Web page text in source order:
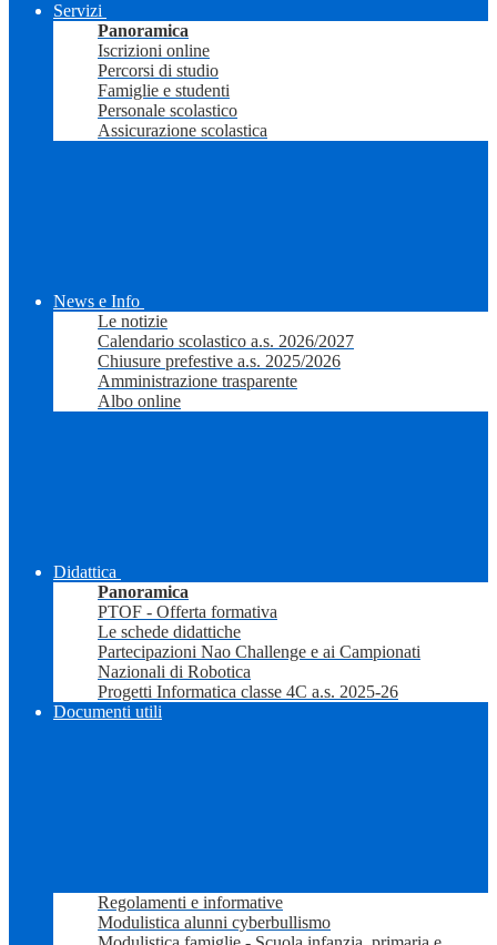
Servizi
Panoramica
Iscrizioni online
Percorsi di studio
Famiglie e studenti
Personale scolastico
Assicurazione scolastica
News e Info
Le notizie
Calendario scolastico a.s. 2026/2027
Chiusure prefestive a.s. 2025/2026
Amministrazione trasparente
Albo online
Didattica
Panoramica
PTOF - Offerta formativa
Le schede didattiche
Partecipazioni Nao Challenge e ai Campionati
Nazionali di Robotica
Progetti Informatica classe 4C a.s. 2025-26
Documenti utili
Regolamenti e informative
Modulistica alunni cyberbullismo